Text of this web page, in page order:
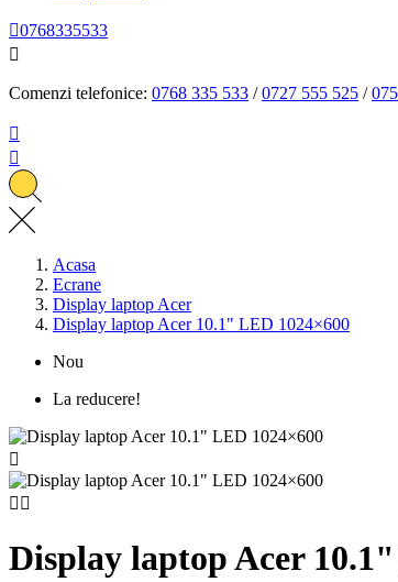
0768335533

Comenzi telefonice: 0768 335 533 /0727 555 525 /


Acasa
Ecrane
Display laptop Acer
Display laptop Acer 10.1" LED 1024×600
Nou
La reducere!

 
Display laptop Acer